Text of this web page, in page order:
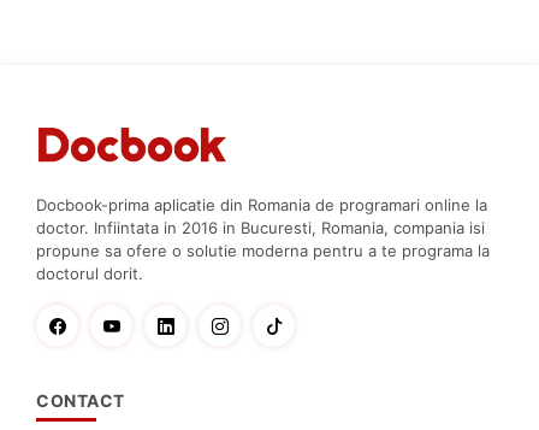
Docbook-prima aplicatie din Romania de programari online la
doctor. Infiintata in 2016 in Bucuresti, Romania, compania isi
propune sa ofere o solutie moderna pentru a te programa la
doctorul dorit.
CONTACT